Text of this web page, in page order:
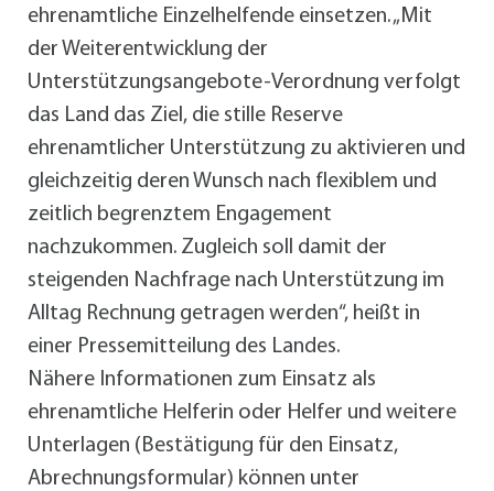
ehrenamtliche Einzelhelfende einsetzen. „Mit
der Weiterentwicklung der
Unterstützungsangebote-Verordnung verfolgt
das Land das Ziel, die stille Reserve
ehrenamtlicher Unterstützung zu aktivieren und
gleichzeitig deren Wunsch nach flexiblem und
zeitlich begrenztem Engagement
nachzukommen. Zugleich soll damit der
steigenden Nachfrage nach Unterstützung im
Alltag Rechnung getragen werden“, heißt in
einer Pressemitteilung des Landes.
Nähere Informationen zum Einsatz als
ehrenamtliche Helferin oder Helfer und weitere
Unterlagen (Bestätigung für den Einsatz,
Abrechnungsformular) können unter